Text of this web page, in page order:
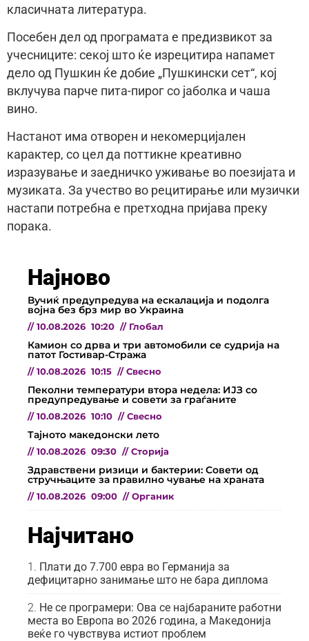
класичната литература.
Посебен дел од програмата е предизвикот за
учесниците: секој што ќе изрецитира напамет
дело од Пушкин ќе добие „Пушкински сет“, кој
вклучува парче пита-пирог со јаболка и чаша
вино.
Настанот има отворен и некомерцијален
карактер, со цел да поттикне креативно
изразување и заедничко уживање во поезијата и
музиката. За учество во рецитирање или музички
настапи потребна е претходна пријава преку
порака.
Најново
Вучиќ предупредува на ескалација и подолга
војна без брз мир во Украина
// 10.08.2026 10:20 // Глобал
Камион со дрва и три автомобили се судрија на
патот Гостивар-Стража
// 10.08.2026 10:15 // Свесно
Пеколни температури втора недела: ИЈЗ со
предупредување и совети за граѓаните
// 10.08.2026 10:10 // Свесно
Тајното македонски лето
// 10.08.2026 09:30 // Сторија
Здравствени ризици и бактерии: Совети од
стручњаците за правилно чување на храната
// 10.08.2026 09:00 // Органик
Најчитано
Плати до 7.700 евра во Германија за
дефицитарно занимање што не бара диплома
Не се програмери: Ова се најбараните работни
места во Европа во 2026 година, а Македонија
веќе го чувствува истиот проблем